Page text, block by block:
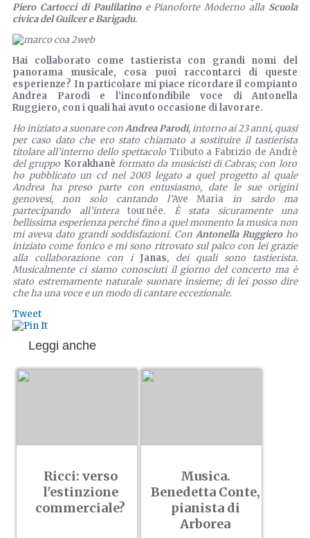
Piero Cartocci di Paulilatinoe Pianoforte Moderno alla Scuola
civica del Guilcer e Barigadu.
Hai collaborato come tastierista con grandi nomi del
panorama musicale, cosa puoi raccontarci di queste
esperienze? In particolare mi piace ricordare il compianto
Andrea Parodi e l’inconfondibile voce di Antonella
Ruggiero, con i quali hai avuto occasione di lavorare.
Ho iniziato a suonare conAndrea Parodi, intorno ai 23 anni, quasi
per caso dato che ero stato chiamato a sostituire il tastierista
titolare all’interno dello spettacolo Tributo a Fabrizio de Andrè
del gruppo Korakhanè formato da musicisti di Cabras; con loro
ho pubblicato un cd nel 2003 legato a quel progetto al quale
Andrea ha preso parte con entusiasmo, date le sue origini
genovesi, non solo cantando l’Ave Mariain sardo ma
partecipando all’intera tournée. È stata sicuramente una
bellissima esperienza perché fino a quel momento la musica non
mi aveva dato grandi soddisfazioni. Con Antonella Ruggieroho
iniziato come fonico e mi sono ritrovato sul palco con lei grazie
alla collaborazione con i Janas, dei quali sono tastierista.
Musicalmente ci siamo conosciuti il giorno del concerto ma è
stato estremamente naturale suonare insieme; di lei posso dire
che ha una voce e un modo di cantare eccezionale.
Tweet
Leggi anche
Ricci: verso
l'estinzione
commerciale?
Musica.
Benedetta Conte,
pianista di
Arborea